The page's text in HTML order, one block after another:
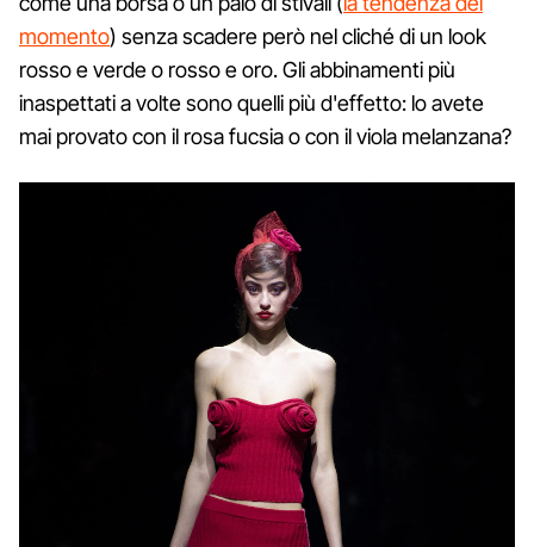
momento) senza scadere però nel cliché di un look
rosso e verde o rosso e oro. Gli abbinamenti più
inaspettati a volte sono quelli più d'effetto: lo avete
mai provato con il rosa fucsia o con il viola melanzana?